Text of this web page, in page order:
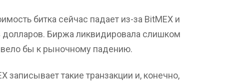
битка сейчас падает из-за BitMEX и
Биржа ликвидировала слишком
бы к рыночному падению.
записывает такие транзакции и, конечно,